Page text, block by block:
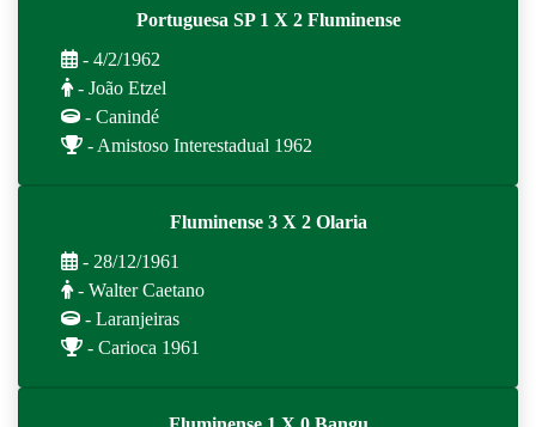
Portuguesa SP 1 X 2 Fluminense
- 4/2/1962
- João Etzel
- Canindé
- Amistoso Interestadual 1962
Fluminense 3 X 2 Olaria
- 28/12/1961
- Walter Caetano
- Laranjeiras
- Carioca 1961